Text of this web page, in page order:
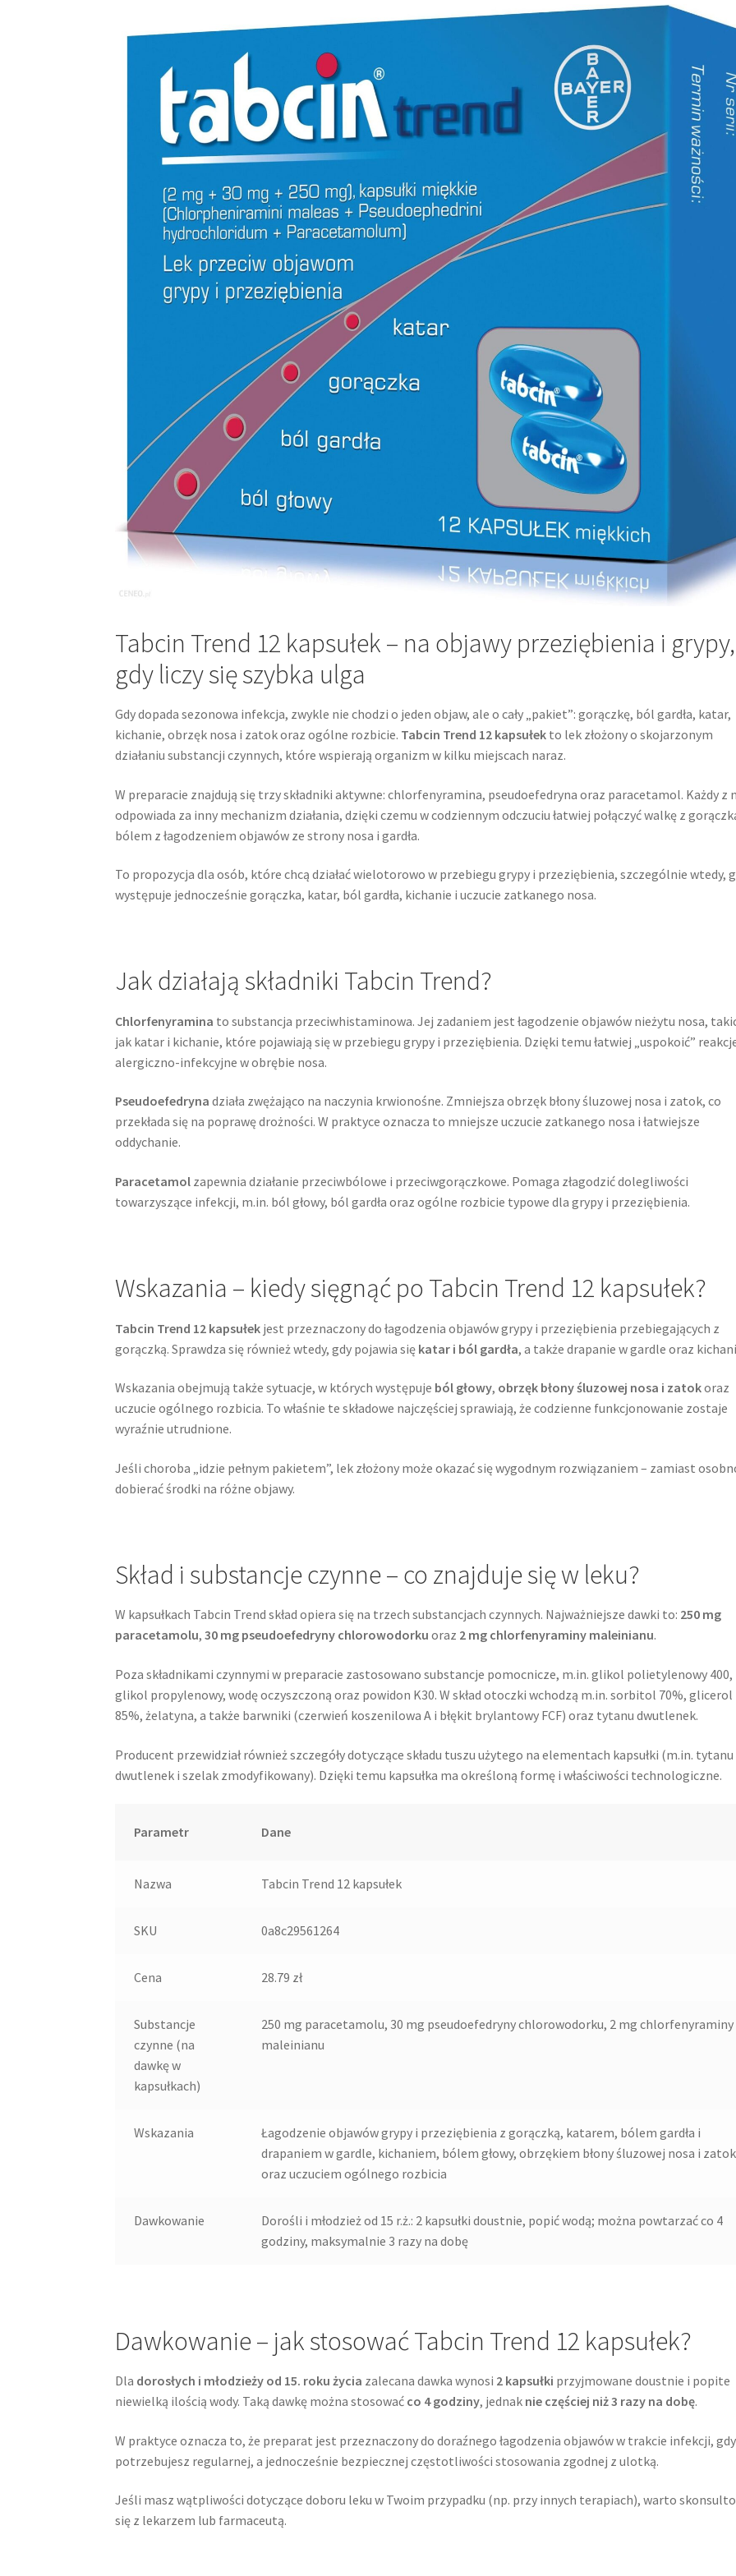
Tabcin Trend 12 kapsułek – na objawy przeziębienia i grypy,
gdy liczy się szybka ulga
Gdy dopada sezonowa infekcja, zwykle nie chodzi o jeden objaw, ale o cały „pakiet”: gorączkę, ból gardła, katar,
kichanie, obrzęk nosa i zatok oraz ogólne rozbicie. Tabcin Trend 12 kapsułek to lek złożony o skojarzonym
działaniu substancji czynnych, które wspierają organizm w kilku miejscach naraz.
W preparacie znajdują się trzy składniki aktywne: chlorfenyramina, pseudoefedryna oraz paracetamol. Każdy z
odpowiada za inny mechanizm działania, dzięki czemu w codziennym odczuciu łatwiej połączyć walkę z
bólem z łagodzeniem objawów ze strony nosa i gardła.
To propozycja dla osób, które chcą działać wielotorowo w przebiegu grypy i przeziębienia, szczególnie wtedy,
występuje jednocześnie gorączka, katar, ból gardła, kichanie i uczucie zatkanego nosa.
Jak działają składniki Tabcin Trend?
Chlorfenyramina to substancja przeciwhistaminowa. Jej zadaniem jest łagodzenie objawów nieżytu nosa,
jak katar i kichanie, które pojawiają się w przebiegu grypy i przeziębienia. Dzięki temu łatwiej „uspokoić”
alergiczno-infekcyjne w obrębie nosa.
Pseudoefedryna działa zwężająco na naczynia krwionośne. Zmniejsza obrzęk błony śluzowej nosa i zatok, co
przekłada się na poprawę drożności. W praktyce oznacza to mniejsze uczucie zatkanego nosa i łatwiejsze
oddychanie.
Paracetamol zapewnia działanie przeciwbólowe i przeciwgorączkowe. Pomaga złagodzić dolegliwości
towarzyszące infekcji, m.in. ból głowy, ból gardła oraz ogólne rozbicie typowe dla grypy i przeziębienia.
Wskazania – kiedy sięgnąć po Tabcin Trend 12 kapsułek?
Tabcin Trend 12 kapsułek jest przeznaczony do łagodzenia objawów grypy i przeziębienia przebiegających z
gorączką. Sprawdza się również wtedy, gdy pojawia się katar i ból gardła, a także drapanie w gardle oraz
Wskazania obejmują także sytuacje, w których występuje ból głowy, obrzęk błony śluzowej nosa i zatokoraz
uczucie ogólnego rozbicia. To właśnie te składowe najczęściej sprawiają, że codzienne funkcjonowanie zostaje
wyraźnie utrudnione.
Jeśli choroba „idzie pełnym pakietem”, lek złożony może okazać się wygodnym rozwiązaniem – zamiast
dobierać środki na różne objawy.
Skład i substancje czynne – co znajduje się w leku?
W kapsułkach Tabcin Trend skład opiera się na trzech substancjach czynnych. Najważniejsze dawki to: 250 mg
paracetamolu,30 mg pseudoefedryny chlorowodorku oraz 2 mg chlorfenyraminy maleinianu.
Poza składnikami czynnymi w preparacie zastosowano substancje pomocnicze, m.in. glikol polietylenowy 400,
glikol propylenowy, wodę oczyszczoną oraz powidon K30. W skład otoczki wchodzą m.in. sorbitol 70%, glicerol
85%, żelatyna, a także barwniki (czerwień koszenilowa A i błękit brylantowy FCF) oraz tytanu dwutlenek.
Producent przewidział również szczegóły dotyczące składu tuszu użytego na elementach kapsułki (m.in. tytanu
dwutlenek i szelak zmodyfikowany). Dzięki temu kapsułka ma określoną formę i właściwości technologiczne.
Parametr Dane
Nazwa Tabcin Trend 12 kapsułek
SKU 0a8c29561264
Cena 28.79 zł
Substancje
czynne (na
dawkę w
kapsułkach)
250 mg paracetamolu, 30 mg pseudoefedryny chlorowodorku, 2 mg chlorfenyraminy
maleinianu
Wskazania
Łagodzenie objawów grypy i przeziębienia z gorączką, katarem, bólem gardła i
drapaniem w gardle, kichaniem, bólem głowy, obrzękiem błony śluzowej nosa i zatok
oraz uczuciem ogólnego rozbicia
Dawkowanie
Dorośli i młodzież od 15 r.ż.: 2 kapsułki doustnie, popić wodą; można powtarzać co 4
godziny, maksymalnie 3 razy na dobę
Dawkowanie – jak stosować Tabcin Trend 12 kapsułek?
Dla dorosłych i młodzieży od 15. roku życia zalecana dawka wynosi 2 kapsułki przyjmowane doustnie i popite
niewielką ilością wody. Taką dawkę można stosować co 4 godziny, jednak nie częściej niż 3 razy na dobę.
W praktyce oznacza to, że preparat jest przeznaczony do doraźnego łagodzenia objawów w trakcie infekcji, gdy
potrzebujesz regularnej, a jednocześnie bezpiecznej częstotliwości stosowania zgodnej z ulotką.
Jeśli masz wątpliwości dotyczące doboru leku w Twoim przypadku (np. przy innych terapiach), warto
się z lekarzem lub farmaceutą.